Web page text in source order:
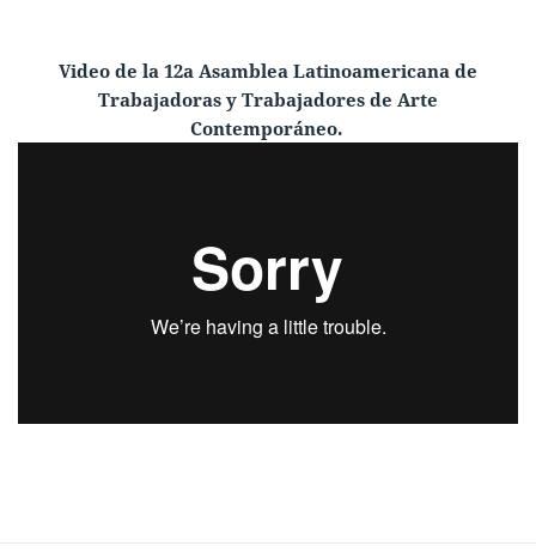
Video de la 12a Asamblea Latinoamericana de
Trabajadoras y Trabajadores de Arte
Contemporáneo.